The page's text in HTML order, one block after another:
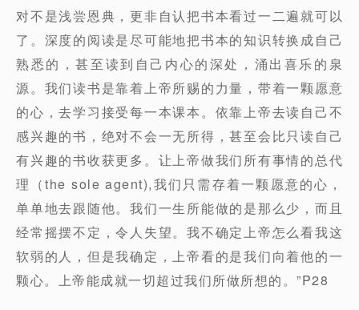
对不是浅尝恩典，更非自认把书本看过一二遍就可以
了。深度的阅读是尽可能地把书本的知识转换成自己
熟悉的，甚至读到自己内心的深处，涌出喜乐的泉
源。我们读书是靠着上帝所赐的力量，带着一颗愿意
的心，去学习接受每一本课本。依靠上帝去读自己不
感兴趣的书，绝对不会一无所得，甚至会比只读自己
有兴趣的书收获更多。让上帝做我们所有事情的总代
理（the sole agent),我们只需存着一颗愿意的心，
单单地去跟随他。我们一生所能做的是那么少，而且
经常摇摆不定，令人失望。我不确定上帝怎么看我这
软弱的人，但是我确定，上帝看的是我们向着他的一
颗心。上帝能成就一切超过我们所做所想的。”P28